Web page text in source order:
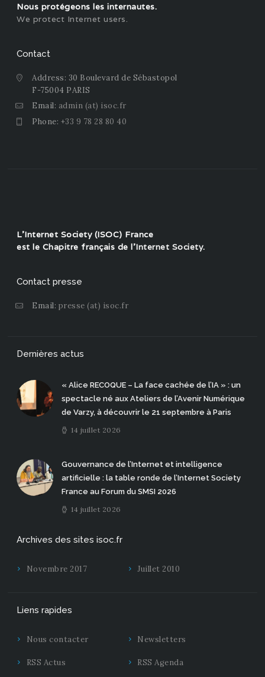
Nous protégeons les internautes.
We protect Internet users.
Contact
Address: 30 Boulevard de Sébastopol
F-75004 PARIS
Email: admin (at) isoc.fr
Phone: +33 9 78 28 80 40
L'Internet Society (ISOC) France
est le Chapitre français de l'Internet Society.
Contact presse
Email: presse (at) isoc.fr
Dernières actus
« Alice RECOQUE – La face cachée de l’IA » : un
spectacle né aux Ateliers de l’Avenir Numérique
de Varzy, à découvrir le 21 septembre à Paris
14 juillet 2026
Gouvernance de l’Internet et intelligence
artificielle : la table ronde de l’Internet Society
France au Forum du SMSI 2026
14 juillet 2026
Archives des sites isoc.fr
Novembre 2017 Juillet 2010
Liens rapides
Nous contacter Newsletters
RSS Actus RSS Agenda